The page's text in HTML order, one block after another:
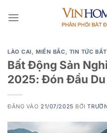
qua
LÀO CAI,MIỀN BẮC, TIN TỨC
Bất Động Sản
2025: Đón Đầu
ĐĂNG VÀO 21/07/2025 BỞI